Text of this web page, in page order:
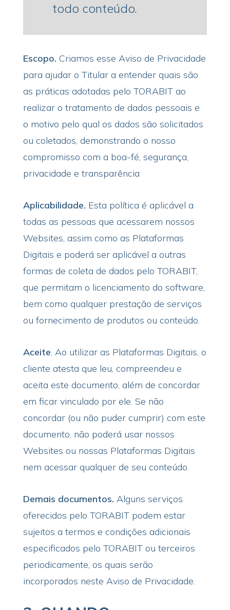
todo conteúdo.
Escopo. Criamos esse Aviso de Privacidade
para ajudar o Titular a entender quais são
as práticas adotadas pelo TORABIT ao
realizar o tratamento de dados pessoais e
o motivo pelo qual os dados são solicitados
ou coletados, demonstrando o nosso
compromisso com a boa-fé, segurança,
privacidade e transparência
Aplicabilidade. Esta política é aplicável a
todas as pessoas que acessarem nossos
Websites, assim como as Plataformas
Digitais e poderá ser aplicável a outras
formas de coleta de dados pelo TORABIT,
que permitam o licenciamento do software,
bem como qualquer prestação de serviços
ou fornecimento de produtos ou conteúdo.
Aceite. Ao utilizar as Plataformas Digitais, o
cliente atesta que leu, compreendeu e
aceita este documento, além de concordar
em ficar vinculado por ele. Se não
concordar (ou não puder cumprir) com este
documento, não poderá usar nossos
Websites ou nossas Plataformas Digitais
nem acessar qualquer de seu conteúdo.
Demais documentos. Alguns serviços
oferecidos pelo TORABIT podem estar
sujeitos a termos e condições adicionais
especificados pelo TORABIT ou terceiros
periodicamente, os quais serão
incorporados neste Aviso de Privacidade.